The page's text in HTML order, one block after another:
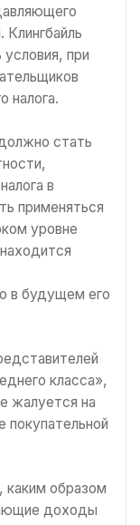
при
налога.
стать
в
применяться
уровне
в будущем его
класса»,
жалуется на
покупательной
каким образом
доходы